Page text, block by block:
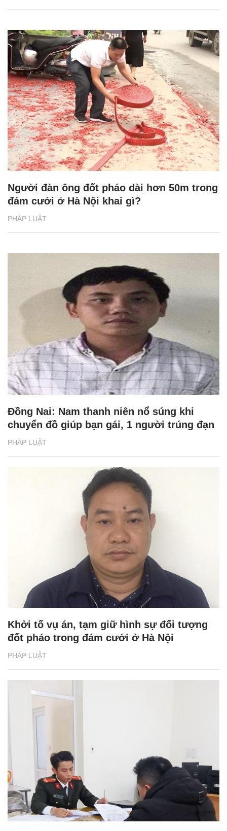
PHÁP LUẬT
Người đàn ông đốt pháo dài hơn 50m trong
đám cưới ở Hà Nội khai gì?
PHÁP LUẬT
Đồng Nai: Nam thanh niên nổ súng khi
chuyển đồ giúp bạn gái, 1 người trúng đạn
PHÁP LUẬT
Khởi tố vụ án, tạm giữ hình sự đối tượng
đốt pháo trong đám cưới ở Hà Nội